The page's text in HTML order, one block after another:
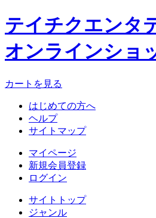
テイチクエンタ
オンラインショ
カートを見る
はじめての方へ
ヘルプ
サイトマップ
マイページ
新規会員登録
ログイン
サイトトップ
ジャンル